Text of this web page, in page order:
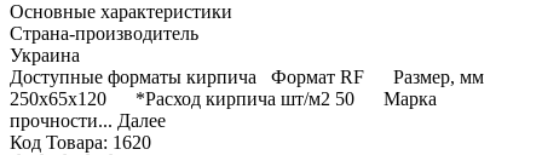
Основные характеристики
Страна-производитель
Украина
Доступные форматы кирпича Формат RF Размер, мм
250x65x120 *Расход кирпича шт/м2 50 Марка
прочности... Далее
Код Товара: 1620